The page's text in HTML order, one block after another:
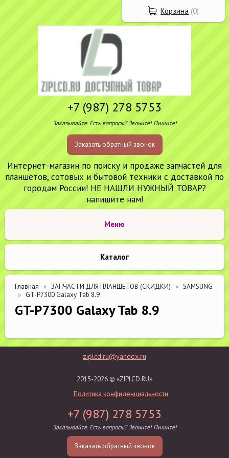
+7 (987) 278 5753
Заказывайте. Есть вопросы? Звоните! Пишите!
Заказать обратный звонок
Интернет-магазин по поиску и продаже запчастей для
планшетов, сотовых и бытовой техники с доставкой по
городам России! НЕ НАШЛИ НУЖНЫЙ ТОВАР?
напишите нам!
Каталог
Главная ЗАПЧАСТИ ДЛЯ ПЛАНШЕТОВ (СКИДКИ)
SAMSUNG
GT-P7300 Galaxy Tab 8.9
GT-P7300 Galaxy Tab 8.9
ziplcd.ru@yandex.ru
2015-2026 © «ZIPLCD.RU»
Политика конфиденциальности
+7 (987) 278 5753
Заказывайте. Есть вопросы? Звоните! Пишите!
Заказать обратный звонок
Корзина (0)